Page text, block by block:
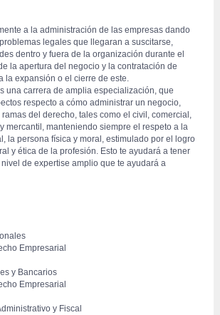
a la administración de las empresas dando
legales que llegaran a suscitarse,
dentro y fuera de la organización durante el
la apertura del negocio y la contratación de
la expansión o el cierre de este.
una carrera de amplia especialización, que
respecto a cómo administrar un negocio,
del derecho, tales como el civil, comercial,
mercantil, manteniendo siempre el respeto a la
la persona física y moral, estimulado por el logro
y ética de la profesión. Esto te ayudará a tener
de expertise amplio que te ayudará a
Empresarial
y Bancarios
Empresarial
y Fiscal